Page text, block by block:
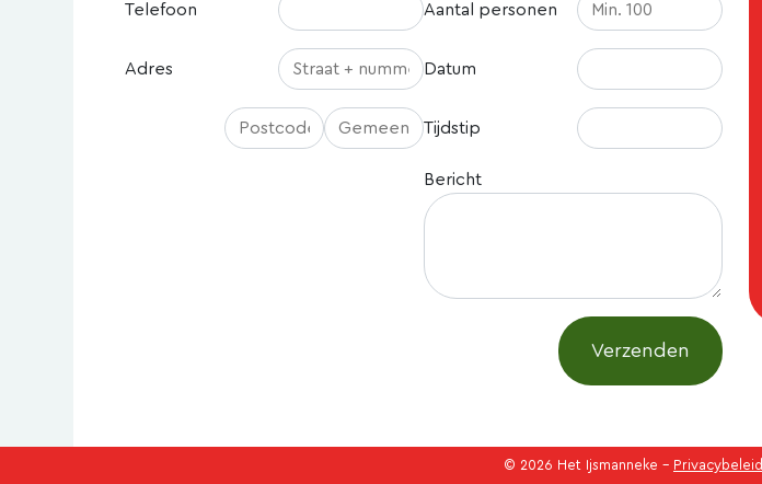
Telefoon
Adres
Aantal personen
Datum
Tijdstip
Bericht
Verzenden
© 2026 Het Ijsmanneke - Privacybeleid